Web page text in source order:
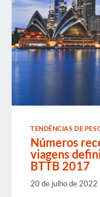
TENDÊNCIAS DE
Números
viagens
BTTB 2017
20 de julho de 2022